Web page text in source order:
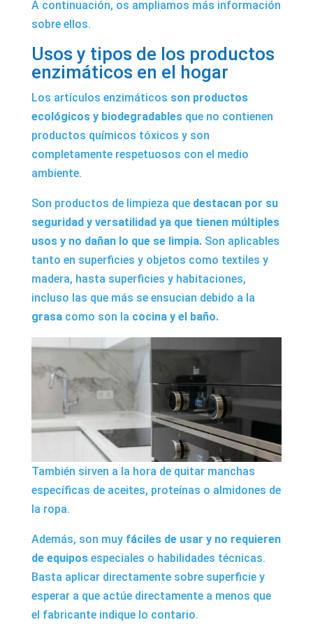
A continuación, os ampliamos más información
sobre ellos.
Usos y tipos de los productos
enzimáticos en el hogar
Los artículos enzimáticos son productos
ecológicos y biodegradablesque no contienen
productos químicos tóxicos y son
completamente respetuosos con el medio
ambiente.
Son productos de limpieza quedestacan por su
seguridad y versatilidad ya que tienen múltiples
usos y no dañan lo que se limpia. Son aplicables
tanto en superficies y objetos como textiles y
madera, hasta superficies y habitaciones,
incluso las que más se ensucian debido a la
grasa como son la cocina y el baño.
También sirven a la hora de quitar manchas
específicas de aceites, proteínas o almidones de
la ropa.
Además, son muyfáciles de usar y no requieren
de equiposespeciales o habilidades técnicas.
Basta aplicar directamente sobre superficie y
esperar a que actúe directamente a menos que
el fabricante indique lo contario.